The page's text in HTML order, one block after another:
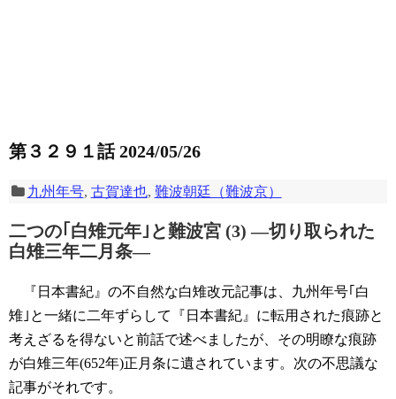
第３２９１話 2024/05/26
九州年号, 古賀達也, 難波朝廷（難波京）
二つの｢白雉元年｣と難波宮 (3) ―切り取られた
白雉三年二月条―
『日本書紀』の不自然な白雉改元記事は、九州年号｢白
雉｣と一緒に二年ずらして『日本書紀』に転用された痕跡と
考えざるを得ないと前話で述べましたが、その明瞭な痕跡
が白雉三年(652年)正月条に遺されています。次の不思議な
記事がそれです。